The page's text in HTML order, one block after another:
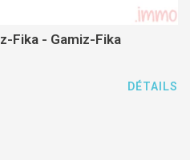
Fika - Gamiz-Fika
DÉTAILS